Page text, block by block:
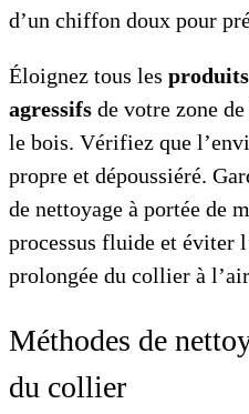
d’un chiffon doux pour
Éloignez tous les
agressifs de votre zone
le bois. Vérifiez que
propre et dépoussiéré.
de nettoyage à portée de
processus fluide et éviter
prolongée du collier à
Méthodes de
du collier